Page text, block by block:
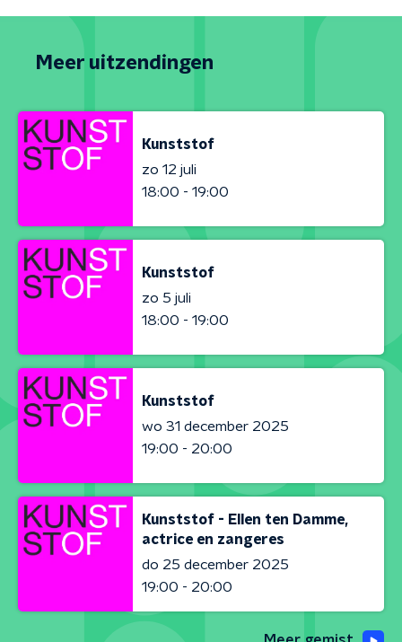
Meer uitzendingen
Kunststof
zo 12 juli
18:00 - 19:00
Kunststof
zo 5 juli
18:00 - 19:00
Kunststof
wo 31 december 2025
19:00 - 20:00
Kunststof - Ellen ten Damme,
actrice en zangeres
do 25 december 2025
19:00 - 20:00